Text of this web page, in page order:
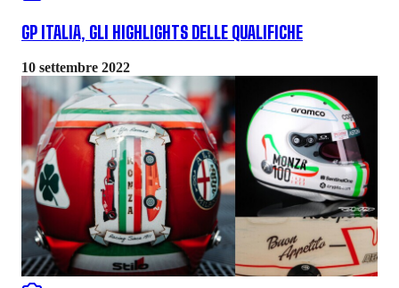
GP ITALIA, GLI HIGHLIGHTS DELLE QUALIFICHE
10 settembre 2022